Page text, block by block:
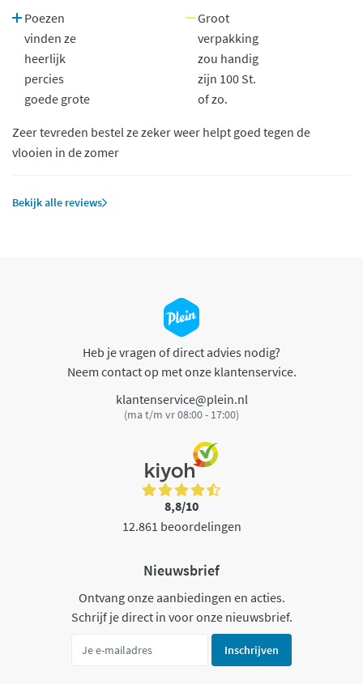
Poezen
vinden ze
heerlijk
percies
goede grote
Groot
verpakking
zou handig
zijn 100 St.
of zo.
Zeer tevreden bestel ze zeker weer helpt goed tegen de
vlooien in de zomer
Bekijk alle reviews
Heb je vragen of direct advies nodig?
Neem contact op met onze klantenservice.
klantenservice@plein.nl
(ma t/m vr 08:00 - 17:00)
8,8/10
12.861 beoordelingen
Nieuwsbrief
Ontvang onze aanbiedingen en acties.
Schrijf je direct in voor onze nieuwsbrief.
Inschrijven